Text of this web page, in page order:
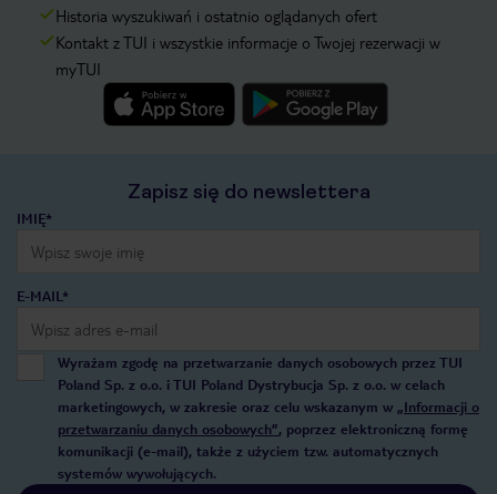
Historia wyszukiwań i ostatnio oglądanych ofert
Kontakt z TUI i wszystkie informacje o Twojej rezerwacji w
myTUI
Zapisz się do newslettera
IMIĘ*
E-MAIL*
Wyrażam zgodę na przetwarzanie danych osobowych przez TUI
Poland Sp. z o.o. i TUI Poland Dystrybucja Sp. z o.o. w celach
marketingowych, w zakresie oraz celu wskazanym w „Informacji o
przetwarzaniu danych osobowych”, poprzez elektroniczną formę
komunikacji (e-mail), także z użyciem tzw. automatycznych
systemów wywołujących.